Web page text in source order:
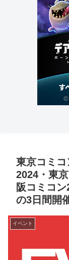
東京コミ
2024・東
阪コミコ
の3日間開
イベント